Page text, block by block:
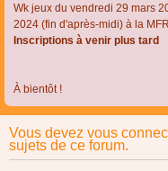
Wk jeux du vendredi 29 mars
2024 (fin d'après-midi) à la
Inscriptions à venir plus tard
À bientôt !
Vous devez vous
sujets de ce forum.